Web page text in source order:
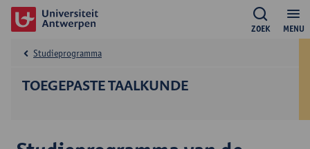
MENU
ZOEK
TOEGEPASTE TAALKUNDE
Studieprogramma